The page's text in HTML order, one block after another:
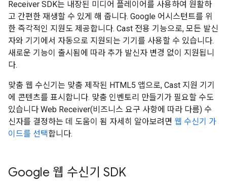
Receiver SDK는 내장된 미디어 플레이어를 사용하여 원활하
고 간편한 재생할 수 있게 해 줍니다. Google 어시스턴트를 위
한 즉각적인 지원도 제공합니다. Cast 전용 기능으로, 모든 발신
자와 기기에서 자동으로 지원되는 기기를 사용할 수 있습니다.
새로운 기능이 출시됨에 따라 추가 발신자 변경 없이 지원됩니
다.
맞춤 웹 수신기는 맞춤 제작된 HTML5 앱으로, Cast 지원 기기
에 콘텐츠를 표시합니다. 맞춤 인벤토리 만들기가 필요할 수도
있습니다 Web Receiver(비즈니스 요구 사항에 따라 다름) 수
신자를 결정하는 데 도움이 됨 자세히 알아보려면 웹 수신기 가
이드를 선택합니다.
Google 웹 수신기 SDK